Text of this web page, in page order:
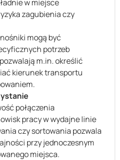
w miejsce
zagubienia czy
mogą być
potrzeb
m.in. określić
kierunek transportu
połączenia
pracy w wydajne linie
czy sortowania pozwala
przy jednoczesnym
miejsca.